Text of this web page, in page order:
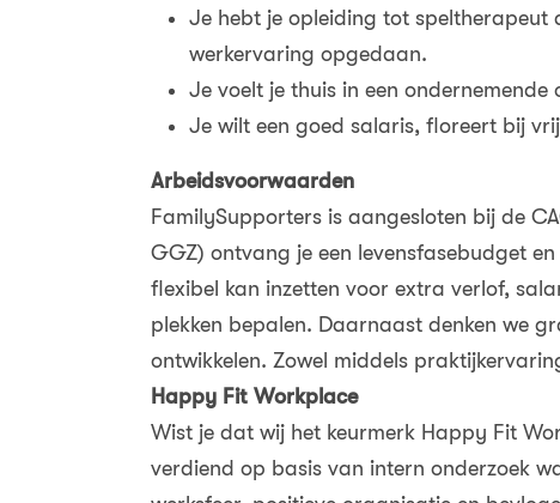
Je hebt je opleiding tot
werkervaring opgedaan.
Je voelt je thuis in een
Je wilt een goed salaris, floreert bij
Arbeidsvoorwaarden
FamilySupporters is aangesloten bij de
GGZ) ontvang je een levensfasebudget
flexibel kan inzetten voor extra verlof,
plekken bepalen. Daarnaast denken we
ontwikkelen. Zowel middels
Happy Fit Workplace
Wist je dat wij het keurmerk Happy Fit
verdiend op basis van intern onderzoek